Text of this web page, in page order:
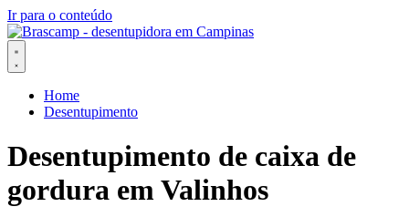
Ir para o conteúdo
Home
Desentupimento
Desentupimento de caixa de
gordura em Valinhos